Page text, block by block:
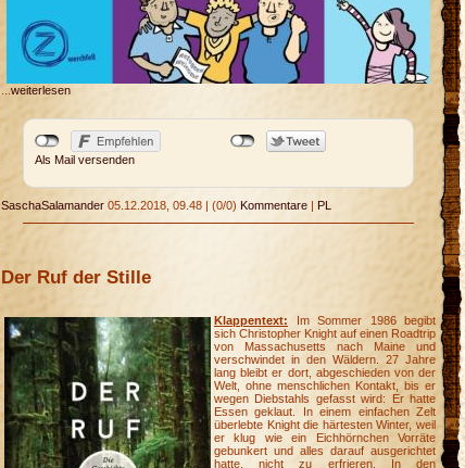
weiterlesen
Als Mail versenden
SaschaSalamander 05.12.2018, 09.48 (0/0) Kommentare PL
Der Ruf der Stille
Klappentext: Im Sommer 1986 begibt
sich Christopher Knight auf einen Roadtrip
von Massachusetts nach Maine und
verschwindet in den Wäldern. 27 Jahre
lang bleibt er dort, abgeschieden von der
Welt, ohne menschlichen Kontakt, bis er
wegen Diebstahls gefasst wird: Er hatte
Essen geklaut. In einem einfachen Zelt
überlebte Knight die härtesten Winter, weil
er klug wie ein Eichhörnchen Vorräte
gebunkert und alles darauf ausgerichtet
hatte, nicht zu erfrieren. In den